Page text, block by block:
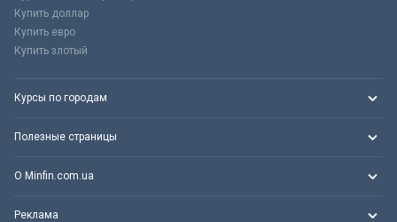
Купить доллар
Купить евро
Купить злотый
Курсы по городам
Полезные страницы
О Minfin.com.ua
Реклама